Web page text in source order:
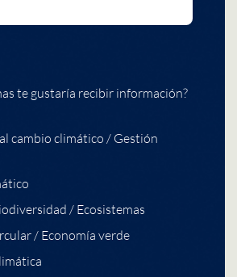
te gustaría recibir información?
cambio climático / Gestión
/ Ecosistemas
/ Economía verde